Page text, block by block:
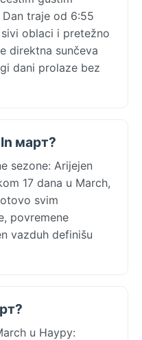
traje od 6:55
oblaci i pretežno
direktna sunčeva
dani prolaze bez
март?
sezone: Arijejen
17 dana u March,
svim
povremene
vazduh definišu
u Науру: